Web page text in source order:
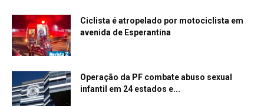
Ciclista é atropelado por motociclista em
avenida de Esperantina
Operação da PF combate abuso sexual
infantil em 24 estados e...